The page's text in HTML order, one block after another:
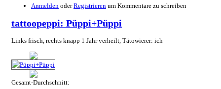
Anmelden oderRegistrieren um Kommentare zu schreiben
tattoopeppi: Püppi+Püppi
Links frisch, rechts knapp 1 Jahr verheilt, Tätowierer: ich
Gesamt-Durchschnitt: